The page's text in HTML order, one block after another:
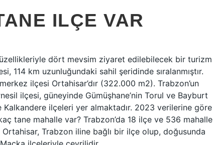
ILÇE VAR
dört mevsim ziyaret edilebilecek bir turizm
114 km uzunluğundaki sahil şeridinde sıralanmıştır.
ilçesi Ortahisar’dır (322.000 m2). Trabzon’un
ilçesi, güneyinde Gümüşhane’nin Torul ve Bayburt
Kalkandere ilçeleri yer almaktadır. 2023 verilerine göre
tane mahalle var? Trabzon’da 18 ilçe ve 536 mahalle
Trabzon iline bağlı bir ilçe olup, doğusunda